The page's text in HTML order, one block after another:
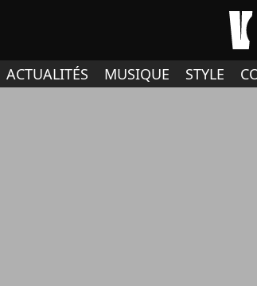
ACTUALITÉS MUSIQUE STYLE